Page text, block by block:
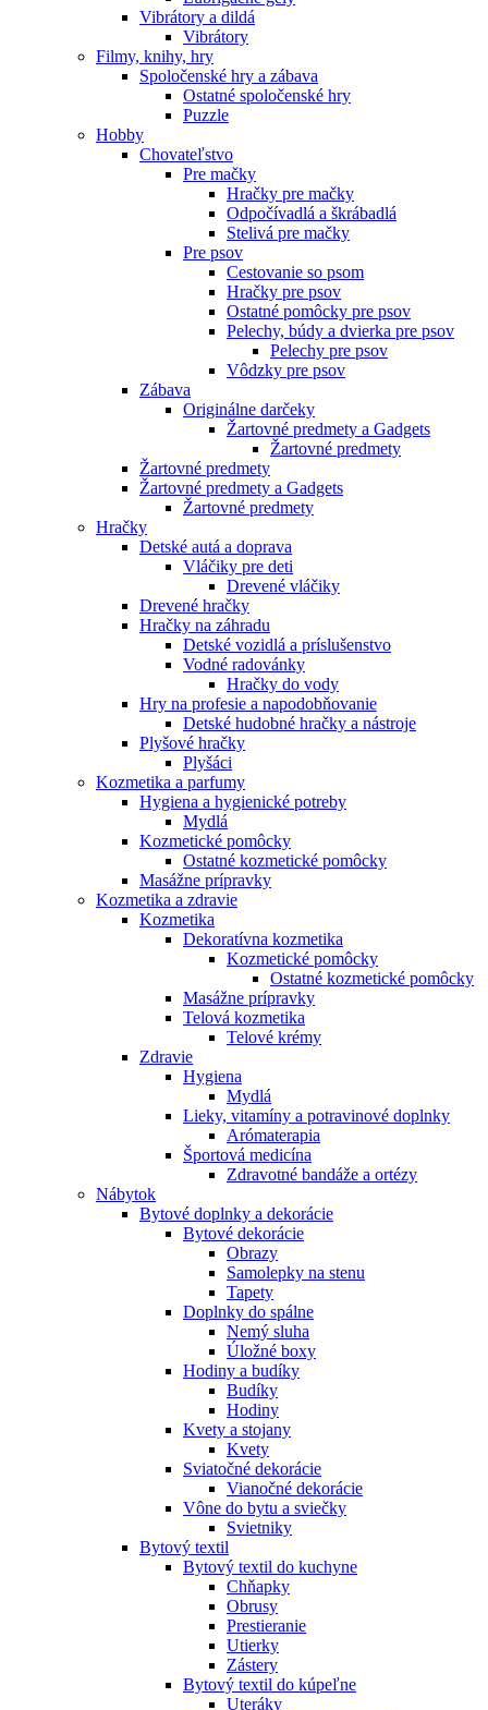
Vibrátory a dildá
Vibrátory
Filmy, knihy, hry
Spoločenské hry a zábava
Ostatné spoločenské hry
Puzzle
Hobby
Chovateľstvo
Pre mačky
Hračky pre mačky
Odpočívadlá a škrábadlá
Stelivá pre mačky
Pre psov
Cestovanie so psom
Hračky pre psov
Ostatné pomôcky pre psov
Pelechy, búdy a dvierka pre psov
Pelechy pre psov
Vôdzky pre psov
Zábava
Originálne darčeky
Žartovné predmety a Gadgets
Žartovné predmety
Žartovné predmety
Žartovné predmety a Gadgets
Žartovné predmety
Hračky
Detské autá a doprava
Vláčiky pre deti
Drevené vláčiky
Drevené hračky
Hračky na záhradu
Detské vozidlá a príslušenstvo
Vodné radovánky
Hračky do vody
Hry na profesie a napodobňovanie
Detské hudobné hračky a nástroje
Plyšové hračky
Plyšáci
Kozmetika a parfumy
Hygiena a hygienické potreby
Mydlá
Kozmetické pomôcky
Ostatné kozmetické pomôcky
Masážne prípravky
Kozmetika a zdravie
Kozmetika
Dekoratívna kozmetika
Kozmetické pomôcky
Ostatné kozmetické pomôcky
Masážne prípravky
Telová kozmetika
Telové krémy
Zdravie
Hygiena
Mydlá
Lieky, vitamíny a potravinové doplnky
Arómaterapia
Športová medicína
Zdravotné bandáže a ortézy
Nábytok
Bytové doplnky a dekorácie
Bytové dekorácie
Obrazy
Samolepky na stenu
Tapety
Doplnky do spálne
Nemý sluha
Úložné boxy
Hodiny a budíky
Budíky
Hodiny
Kvety a stojany
Kvety
Sviatočné dekorácie
Vianočné dekorácie
Vône do bytu a sviečky
Svietniky
Bytový textil
Bytový textil do kuchyne
Chňapky
Obrusy
Prestieranie
Utierky
Zástery
Bytový textil do kúpeľne
Uteráky